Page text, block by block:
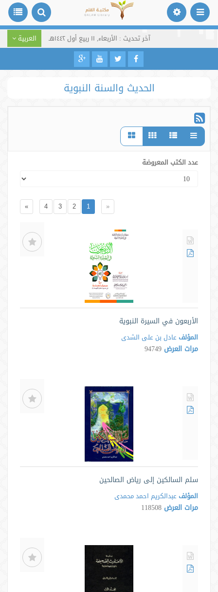
آخر تحديث : الأربعاء, ١١ ربيع أول ١٤٤٢هـ العربية
الحديث والسنة النبوية
عدد الكتب المعروضة
«
1
2
3
4
»
الأربعون في السيرة النبوية
المؤلف عادل بن علی الشدی
مرات العرض 94749
سلم السالكين إلى رياض الصالحين
المؤلف عبدالکریم احمد محمدی
مرات العرض 118508